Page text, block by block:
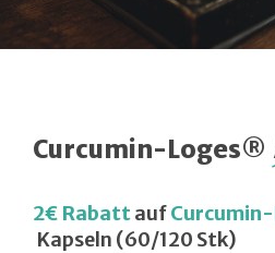
Curcumin-Loges®
2€ Rabattauf
Kapseln (60/120 Stk)